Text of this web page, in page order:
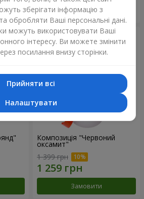
Замовити
Композиція "Червоний
оксамит"
1 399 грн
Замовити
зберігати інформацію з
обробляти Ваші персональні дані.
можуть використовувати Ваші
інтересу. Ви можете змінити
посилання внизу сторінки.
Прийняти всі
Налаштувати